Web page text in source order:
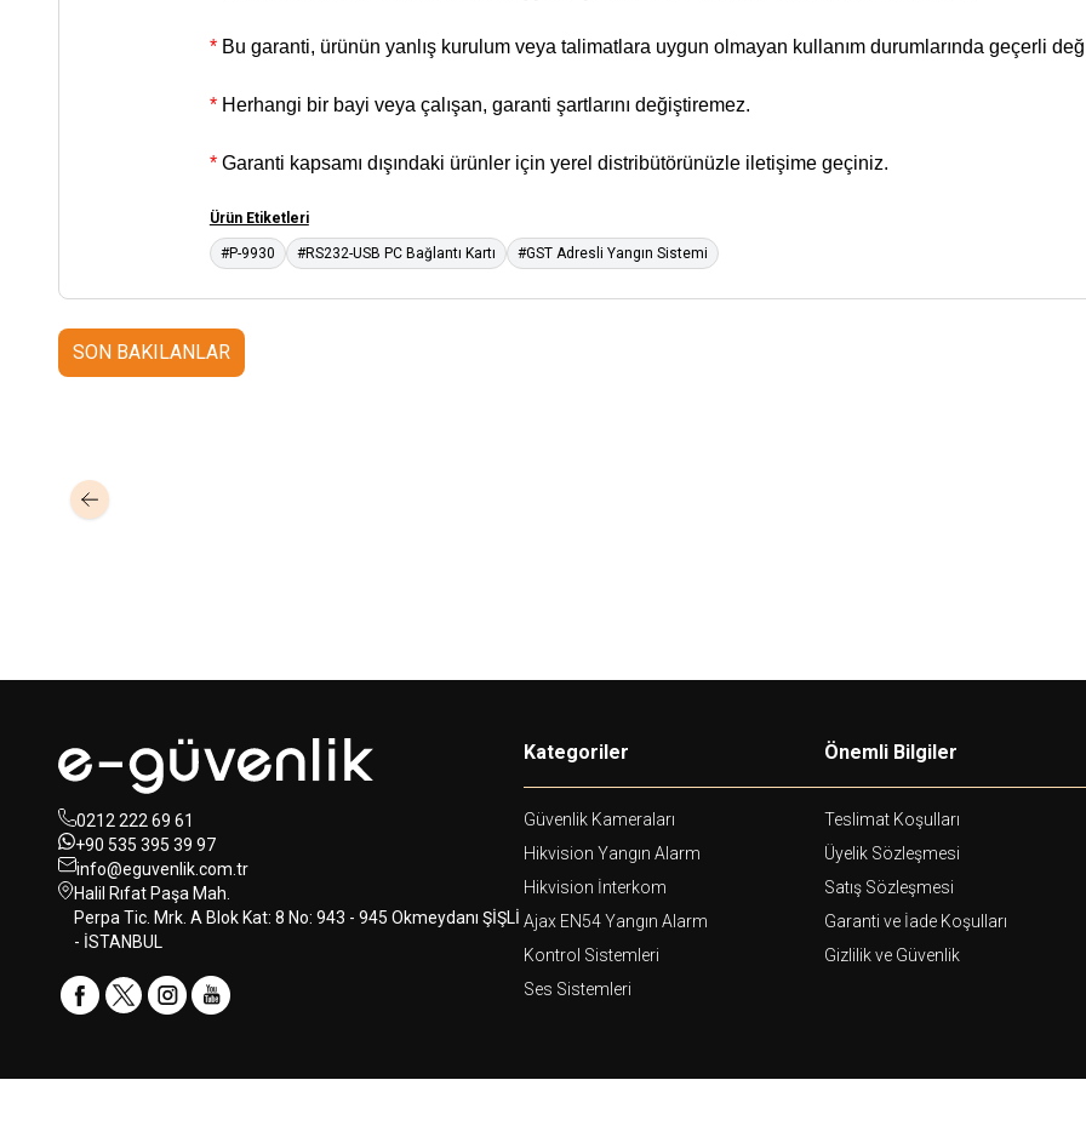
* Bu garanti, ürünün yanlış kurulum veya talimatlara uygun olmayan kullanım durumlarında geçerli
* Herhangi bir bayi veya çalışan, garanti şartlarını değiştiremez.
* Garanti kapsamı dışındaki ürünler için yerel distribütörünüzle iletişime geçiniz.
Ürün Etiketleri
#P-9930 #RS232-USB PC Bağlantı Kartı #GST Adresli Yangın Sistemi
SON BAKILANLAR
0212 222 69 61
+90 535 395 39 97
info@eguvenlik.com.tr
Halil Rıfat Paşa Mah.
Perpa Tic. Mrk. A Blok Kat: 8 No: 943 - 945 Okmeydanı ŞİŞLİ
- İSTANBUL
Kategoriler
Güvenlik Kameraları
Hikvision Yangın Alarm
Hikvision İnterkom
Ajax EN54 Yangın Alarm
Kontrol Sistemleri
Ses Sistemleri
Önemli Bilgiler
Teslimat Koşulları
Üyelik Sözleşmesi
Satış Sözleşmesi
Garanti ve İade Koşulları
Gizlilik ve Güvenlik